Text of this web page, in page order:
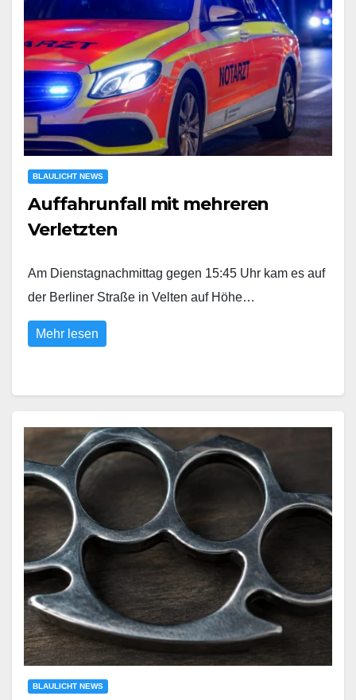
BLAULICHT NEWS
Auffahrunfall mit mehreren
Verletzten
Am Dienstagnachmittag gegen 15:45 Uhr kam es auf
der Berliner Straße in Velten auf Höhe…
Mehr lesen
BLAULICHT NEWS